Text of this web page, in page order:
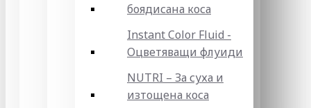
боядисана коса
Instant Color Fluid -
Оцветяващи флуиди
NUTRI – За суха и
изтощена коса